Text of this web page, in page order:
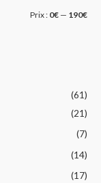
ia
Prix : 0€ — 190€
(61)
(21)
(7)
(14)
(17)